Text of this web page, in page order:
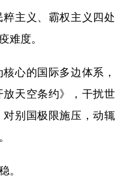
主义、霸权主义四处
难度。
心的国际多边体系，
天空条约》，干扰世
别国极限施压，动辄